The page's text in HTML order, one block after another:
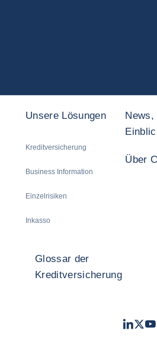
Unsere Lösungen
Kreditversicherung
Business Information
Einzelrisiken
Inkasso
News,
Über
Glossar der
Kreditversicherung
LinkedIn
Twitter